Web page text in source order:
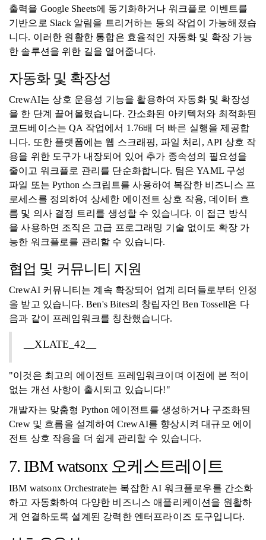
출력을 Google Sheets에 동기화하거나 워크플로 이벤트를
기반으로 Slack 알림을 트리거하는 등의 작업이 가능해졌습
니다. 이러한 원활한 통합은 효율적인 자동화 및 확장 가능
한 솔루션을 위한 길을 열어줍니다.
자동화 및 확장성
CrewAI는 상호 운용성 기능을 활용하여 자동화 및 확장성
을 한 단계 끌어올렸습니다. 간소화된 아키텍처와 최적화된
코드베이스는 QA 작업에서 1.76배 더 빠른 실행을 제공합
니다. 또한 플랫폼에는 웹 스크래핑, 파일 처리, API 상호 작
용을 위한 도구가 내장되어 있어 추가 종속성의 필요성을
줄이고 워크플로 관리를 단순화합니다. 팀은 YAML 구성
파일 또는 Python 스크립트를 사용하여 복잡한 비즈니스 프
로세스를 정의하여 상세한 에이전트 상호 작용, 데이터 흐
름 및 의사 결정 트리를 생성할 수 있습니다. 이 접근 방식
을 사용하면 조직은 고급 프로그래밍 기술 없이도 확장 가
능한 워크플로를 관리할 수 있습니다.
협업 및 커뮤니티 지원
CrewAI 커뮤니티는 계속 확장되어 업계 리더들로부터 인정
을 받고 있습니다. Ben's Bites의 창립자인 Ben Tossell은 다
음과 같이 프레임워크를 칭찬했습니다.
__XLATE_42__
"이것은 최고의 에이전트 프레임워크이며 이전에 본 적이
없는 개선 사항이 출시되고 있습니다!"
개발자는 맞춤형 Python 에이전트를 생성하거나 구조화된
Crew 및 흐름을 설계하여 CrewAI를 향상시켜 대규모 에이
전트 상호 작용을 더 쉽게 관리할 수 있습니다.
7. IBM watsonx 오케스트레이트
IBM watsonx Orchestrate는 복잡한 AI 워크플로우를 간소화
하고 자동화하여 다양한 비즈니스 애플리케이션을 원활하
게 연결하도록 설계된 강력한 엔터프라이즈 도구입니다.